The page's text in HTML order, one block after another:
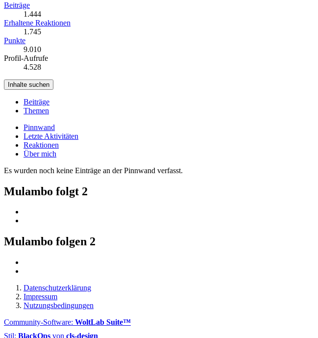
Beiträge
1.444
Erhaltene Reaktionen
1.745
Punkte
9.010
Profil-Aufrufe
4.528
Inhalte suchen
Beiträge
Themen
Pinnwand
Letzte Aktivitäten
Reaktionen
Über mich
Es wurden noch keine Einträge an der Pinnwand verfasst.
Mulambo folgt 2
Mulambo folgen 2
Datenschutzerklärung
Impressum
Nutzungsbedingungen
Community-Software: WoltLab Suite™
Stil: BlackOps von cls-design